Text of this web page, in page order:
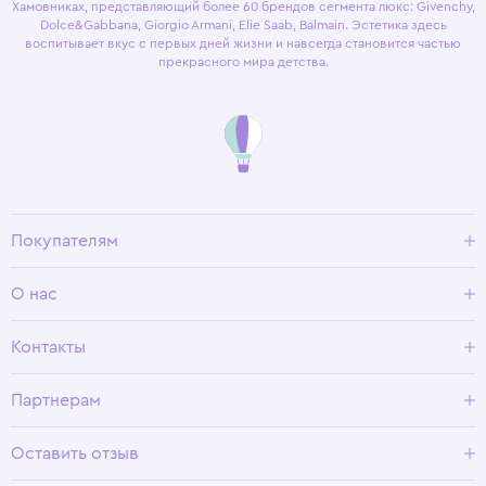
Хамовниках, представляющий более 60 брендов сегмента люкс: Givenchy,
Dolce&Gabbana, Giorgio Armani, Elie Saab, Balmain. Эстетика здесь
воспитывает вкус с первых дней жизни и навсегда становится частью
прекрасного мира детства.
Покупателям
Условия возврата
О нас
Программа лояльности
Контакты
Партнерам
Оставить отзыв